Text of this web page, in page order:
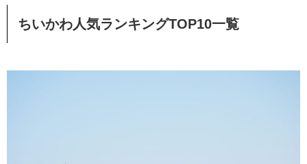
ちいかわ人気ランキングTOP10一覧